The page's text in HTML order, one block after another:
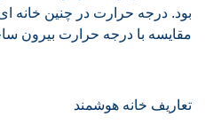
بود. درجه حرارت در چنین خانه
مقایسه با درجه حرارت بیرون
تعاریف خانه هوشمند